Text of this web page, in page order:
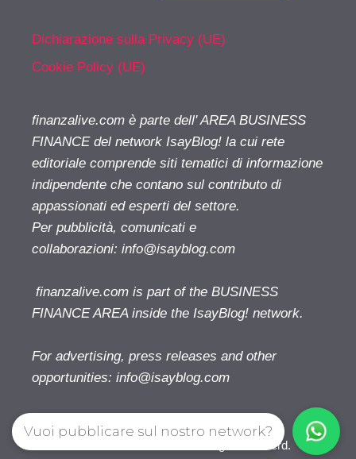
Dichiarazione sulla Privacy (UE)
Cookie Policy (UE)
finanzalive.com è parte dell' AREA BUSINESS
FINANCE del network IsayBlog! la cui rete
editoriale comprende siti tematici di informazione
indipendente che contano sul contributo di
appassionati ed esperti del settore.
Per pubblicità, comunicati e
collaborazioni: info@isayblog.com
finanzalive.com is part of the BUSINESS
FINANCE AREA inside the IsayBlog! network.
For advertising, press releases and other
opportunities: info@isayblog.com
Finanzalive.com © 2026. All right reserverd.
Vuoi pubblicare sul nostro network?